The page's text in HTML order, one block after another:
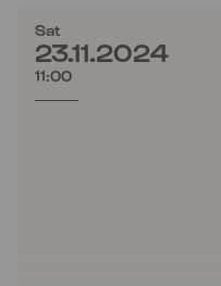
Sat
23.11.2024
11:00